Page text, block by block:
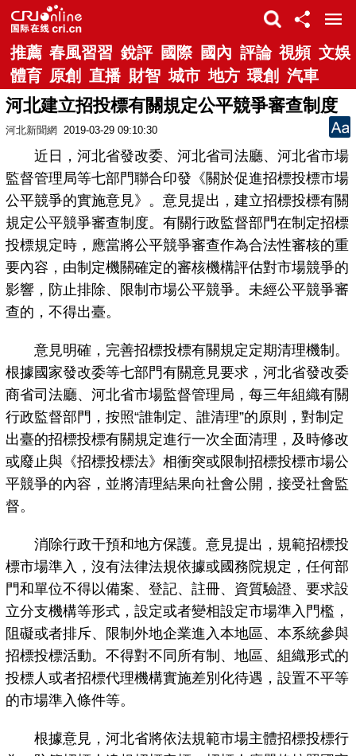
推薦 春風習習 銳評 國際 國內 評論 視頻 文娛
體育 原創 直播 財智 城市 地方 環創 汽車
河北建立招投標有關規定公平競爭審查制度
河北新聞網 2019-03-29 09:10:30
近日，河北省發改委、河北省司法廳、河北省市場
監督管理局等七部門聯合印發《關於促進招標投標市場
公平競爭的實施意見》。意見提出，建立招標投標有關
規定公平競爭審查制度。有關行政監督部門在制定招標
投標規定時，應當將公平競爭審查作為合法性審核的重
要內容，由制定機關確定的審核機構評估對市場競爭的
影響，防止排除、限制市場公平競爭。未經公平競爭審
查的，不得出臺。
意見明確，完善招標投標有關規定定期清理機制。
根據國家發改委等七部門有關意見要求，河北省發改委
商省司法廳、河北省市場監督管理局，每三年組織有關
行政監督部門，按照“誰制定、誰清理”的原則，對制定
出臺的招標投標有關規定進行一次全面清理，及時修改
或廢止與《招標投標法》相衝突或限制招標投標市場公
平競爭的內容，並將清理結果向社會公開，接受社會監
督。
消除行政干預和地方保護。意見提出，規範招標投
標市場準入，沒有法律法規依據或國務院規定，任何部
門和單位不得以備案、登記、註冊、資質驗證、要求設
立分支機構等形式，設定或者變相設定市場準入門檻，
阻礙或者排斥、限制外地企業進入本地區、本系統參與
招標投標活動。不得對不同所有制、地區、組織形式的
投標人或者招標代理機構實施差別化待遇，設置不平等
的市場準入條件等。
根據意見，河北省將依法規範市場主體招標投標行